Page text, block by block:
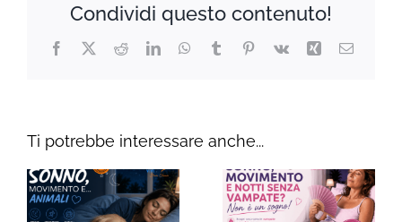
Condividi questo contenuto!
Facebook
X RedditLinkedInWhatsApp
TumblrPinterest
Vk Xing Email
Ti potrebbe interessare anche...